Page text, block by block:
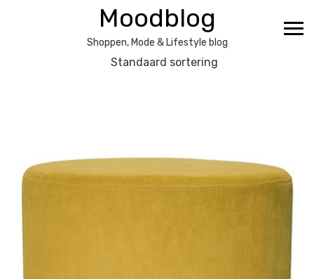
Moodblog
Shoppen, Mode & Lifestyle blog